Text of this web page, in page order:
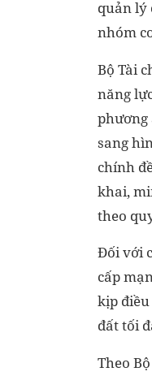
quản lý
nhóm
Bộ Tài
năng
phương
sang
chính
khai,
theo
Đối với
cấp
kịp
đất tối
Theo